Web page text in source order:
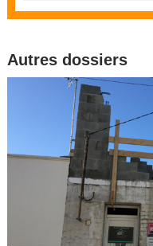
Autres dossiers